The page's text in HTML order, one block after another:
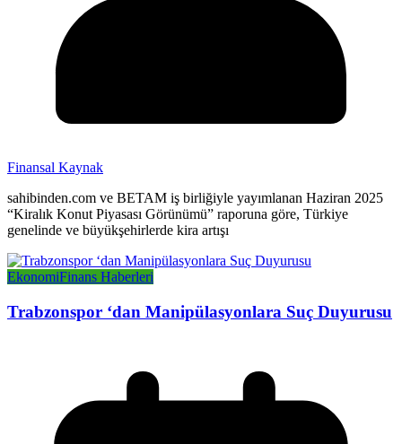
Finansal Kaynak
sahibinden.com ve BETAM iş birliğiyle yayımlanan Haziran 2025
“Kiralık Konut Piyasası Görünümü” raporuna göre, Türkiye
genelinde ve büyükşehirlerde kira artışı
EkonomiFinans Haberleri
Trabzonspor ‘dan Manipülasyonlara Suç Duyurusu